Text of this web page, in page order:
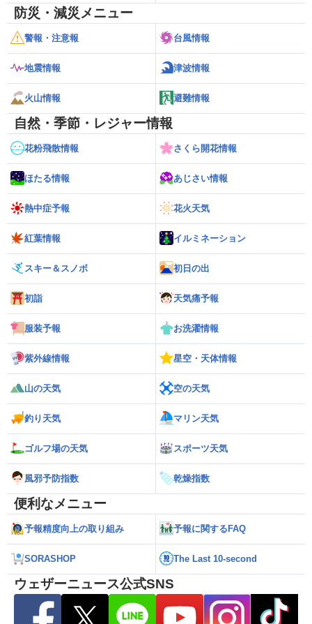
防災・減災メニュー
警報・注意報 台風情報
地震情報 津波情報
火山情報 避難情報
自然・季節・レジャー情報
花粉飛散情報 さくら開花情報
ほたる情報 あじさい情報
熱中症予報 花火天気
紅葉情報 イルミネーション
スキー＆スノボ 初日の出
初詣 天気痛予報
服装予報 お洗濯情報
紫外線情報 星空・天体情報
山の天気 空の天気
釣り天気 マリン天気
ゴルフ場の天気 スポーツ天気
風邪予防指数 乾燥指数
便利なメニュー
予報精度向上の取り組み 予報に関するFAQ
SORASHOP The Last 10-second
ウェザーニュース公式SNS